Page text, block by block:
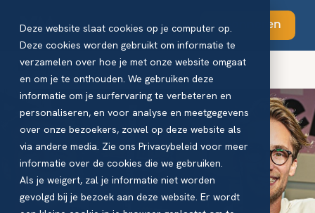
Deze website slaat cookies op je computer op.
Deze cookies worden gebruikt om informatie te
verzamelen over hoe je met onze website omgaat
en om je te onthouden. We gebruiken deze
informatie om je surfervaring te verbeteren en
personaliseren, en voor analyse en meetgegevens
over onze bezoekers, zowel op deze website als
via andere media. Zie ons Privacybeleid voor meer
informatie over de cookies die we gebruiken.
Als je weigert, zal je informatie niet worden
gevolgd bij je bezoek aan deze website. Er wordt
Abonneren
Bedrijfsvoering